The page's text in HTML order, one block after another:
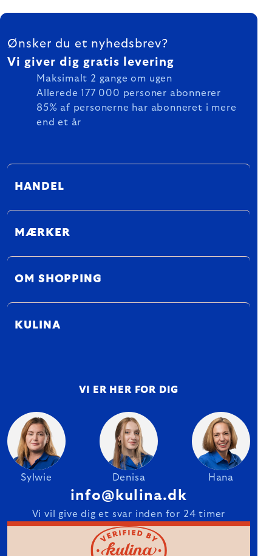
FOOTER
Ønsker du et nyhedsbrev?
Vi giver dig gratis levering
Maksimalt 2 gange om ugen
Allerede 177 000 personer abonnerer
85% af personerne har abonneret i mere
end et år
HANDEL
MÆRKER
OM SHOPPING
KULINA
VI ER HER FOR DIG
Sylwie Denisa Hana
info@kulina.dk
Vi vil give dig et svar inden for 24 timer